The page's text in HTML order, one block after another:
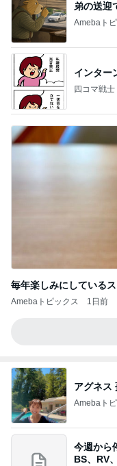
弟の送迎
Amebaト
インター
四コマ戦
毎年楽しみにしている
Amebaトピックス 1日前
アグネス
Amebaト
今週から
BS、RV